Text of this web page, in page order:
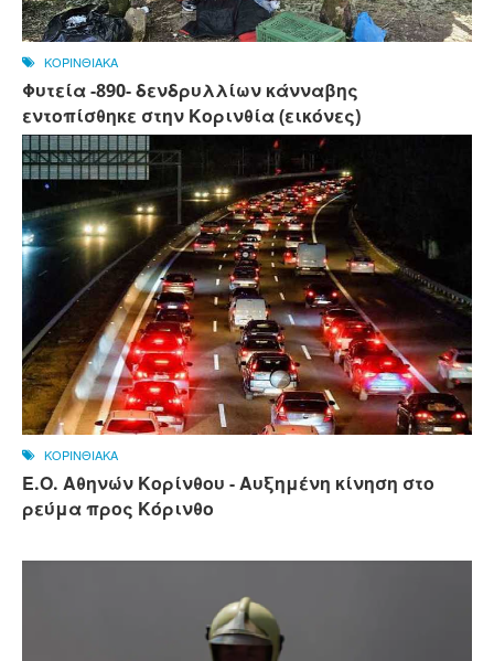
ΚΟΡΙΝΘΙΑΚΑ
Φυτεία -890- δενδρυλλίων κάνναβης
εντοπίσθηκε στην Κορινθία (εικόνες)
ΚΟΡΙΝΘΙΑΚΑ
Ε.Ο. Αθηνών Κορίνθου - Αυξημένη κίνηση στο
ρεύμα προς Κόρινθο